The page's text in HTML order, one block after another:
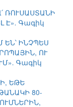
ՌՈՒՍԱՍՏԱՆԻ
Է». Գագիկ
ԻՆՉՊԵՍ
ՈՒ
Գագիկ
ԵԹԵ
80-